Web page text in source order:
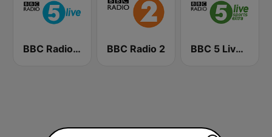
BBC Radio 5 live BBC Radio 2 BBC 5 Live Sports Extra (UK Only)